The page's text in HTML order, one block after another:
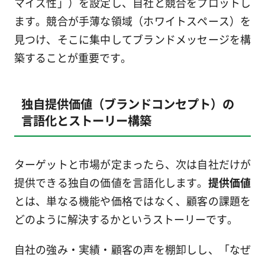
ます。競合が手薄な領域（ホワイトスペース）を
見つけ、そこに集中してブランドメッセージを構
築することが重要です。
独自提供価値（ブランドコンセプト）の
言語化とストーリー構築
ターゲットと市場が定まったら、次は自社だけが
提供できる独自の価値を言語化します。 提供価値
とは、単なる機能や価格ではなく、顧客の課題を
どのように解決するかというストーリーです。
自社の強み・実績・顧客の声を棚卸しし、「なぜ